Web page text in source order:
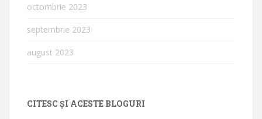
octombrie 2023
septembrie 2023
august 2023
CITESC ȘI ACESTE BLOGURI